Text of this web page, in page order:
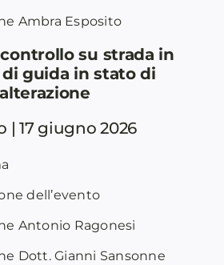
Ambra Esposito
su strada in
guida in stato di
alterazione
| 17 giugno 2026
dell’evento
Antonio Ragonesi
Dott. Gianni Sansonne